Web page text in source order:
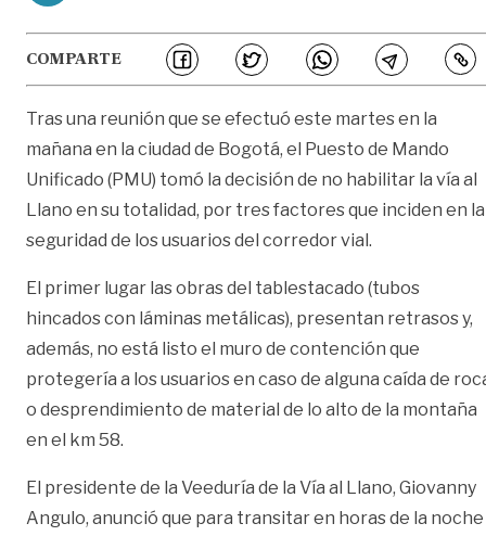
COMPARTE
Tras una reunión que se efectuó este martes en la
mañana en la ciudad de Bogotá, el Puesto de Mando
Unificado (PMU) tomó la decisión de no habilitar la vía al
Llano en su totalidad, por tres factores que inciden en la
seguridad de los usuarios del corredor vial.
El primer lugar las obras del tablestacado (tubos
hincados con láminas metálicas), presentan retrasos y,
además, no está listo el muro de contención que
protegería a los usuarios en caso de alguna caída de
o desprendimiento de material de lo alto de la montaña
en el km 58.
El presidente de la Veeduría de la Vía al Llano, Giovanny
Angulo, anunció que para transitar en horas de la noche